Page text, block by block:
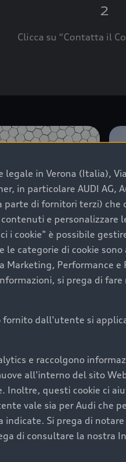
2
Clicca su “Contatta il
una.
gamma di
futuro della
scegliere se
legale in Verona (Italia),
in particolare AUDI
di fornitori terzi)
e
i cookie" è possibile
categorie di cookie
Marketing, Performance
si prega di
dall'utente si
e raccolgono
all'interno del sito
Inoltre, questi cookie ci
vale sia per Audi che
Si prega di
di consultare la nostra